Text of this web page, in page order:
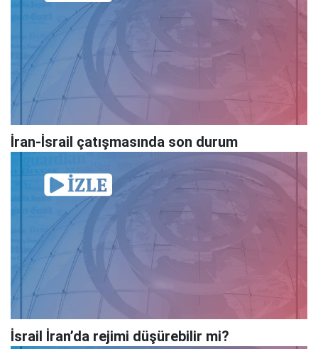
İran-İsrail çatışmasında son durum
İsrail İran’da rejimi düşürebilir mi?